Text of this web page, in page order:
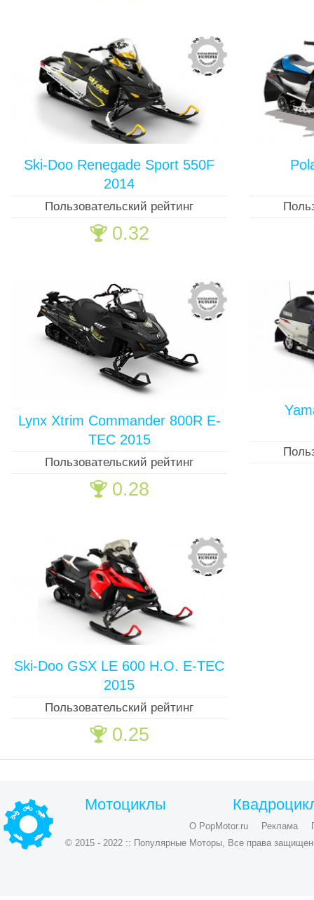
Ski-Doo Renegade Sport 550F
2014
Пользовательский рейтинг
🏆 0.32
Lynx Xtrim Commander 800R E-
TEC 2015
Пользовательский рейтинг
🏆 0.28
Ski-Doo GSX LE 600 H.O. E-TEC
2015
Пользовательский рейтинг
🏆 0.25
Мотоциклы
О PopMotor.ru Реклама
© 2015 - 2022 :: Популярные Моторы, Все права